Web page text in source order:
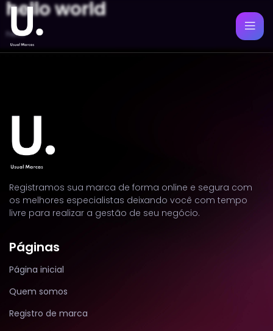
hello world
hello
Registramos sua marca de forma online e segura com
os melhores especialistas deixando você com tempo
livre para realizar a gestão de seu negócio.
Páginas
Página inicial
Quem somos
Registro de marca